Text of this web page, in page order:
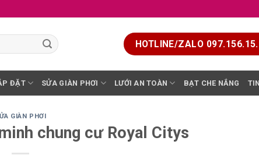
HOTLINE/ZALO
ĐẶT SỬA GIÀN PHƠI LƯỚI AN TOÀN BẠT CHE NẮNG
GIÀN PHƠI
chung cư Royal Citys